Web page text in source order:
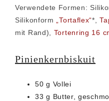
Verwendete Formen:
Silikonform
„Tortaflex“*,
mit Rand), Tortenring 16
Pinienkernbiskuit
50 g Vollei
33 g Butter,